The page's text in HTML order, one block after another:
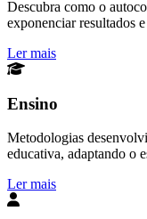
Descubra como o
exponenciar resultados
Ler mais
Ensino
Metodologias
educativa, adaptando o
Ler mais